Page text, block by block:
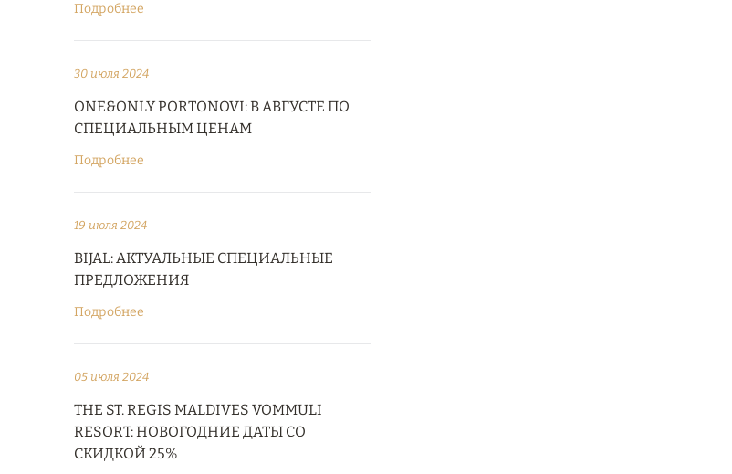
Подробнее
30 июля 2024
ONE&ONLY PORTONOVI: В АВГУСТЕ ПО
СПЕЦИАЛЬНЫМ ЦЕНАМ
Подробнее
19 июля 2024
BIJAL: АКТУАЛЬНЫЕ СПЕЦИАЛЬНЫЕ
ПРЕДЛОЖЕНИЯ
Подробнее
05 июля 2024
THE ST. REGIS MALDIVES VOMMULI
RESORT: НОВОГОДНИЕ ДАТЫ СО
СКИДКОЙ 25%